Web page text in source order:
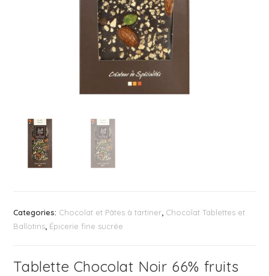
Categories: Chocolat et Pâtes à tartiner Chocolat Tablettes et
Ballotins Épicerie fine sucrée
Tablette Chocolat Noir 66% fruits